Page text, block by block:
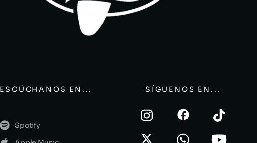
ESCÚCHANOS EN...
Spotify
SÍGUENOS EN...